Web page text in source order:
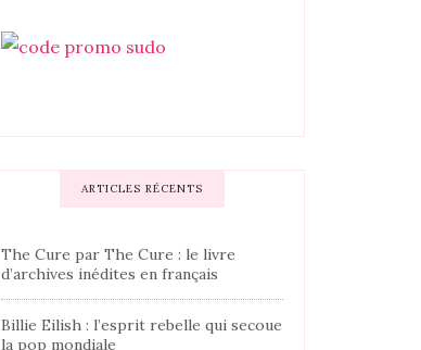
ARTICLES RÉCENTS
The Cure par The Cure : le livre
d’archives inédites en français
Billie Eilish : l’esprit rebelle qui secoue
la pop mondiale